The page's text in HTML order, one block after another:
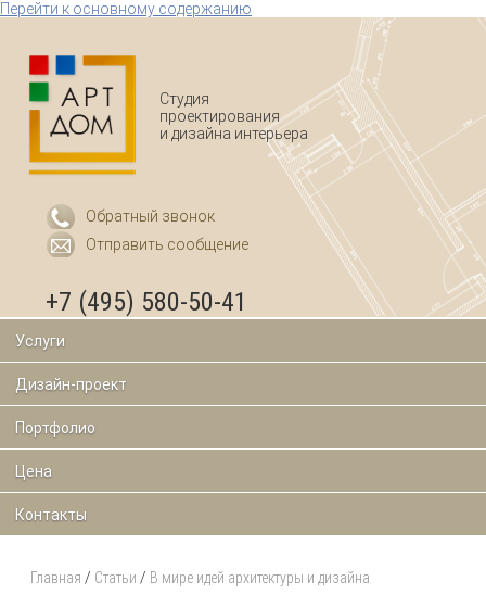
Перейти к основному содержанию
Студия
проектирования
и дизайна интерьера
Обратный звонок
Отправить сообщение
+7 (495) 580-50-41
Услуги
Дизайн-проект
Портфолио
Цена
Контакты
Главная / Статьи / В мире идей архитектуры и дизайна